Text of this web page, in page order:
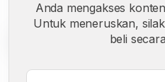
Anda mengakses konten
Untuk meneruskan,
beli